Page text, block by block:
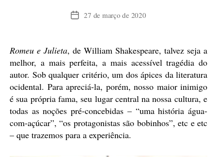
Data27 de março de 2020
Romeu e Julieta, de William Shakespeare, talvez seja a
melhor, a mais perfeita, a mais acessível tragédia do
autor. Sob qualquer critério, um dos ápices da literatura
ocidental. Para apreciá-la, porém, nosso maior inimigo
é sua própria fama, seu lugar central na nossa cultura, e
todas as noções pré-concebidas – “uma história água-
com-açúcar”, “os protagonistas são bobinhos”, etc e etc
– que trazemos para a experiência.